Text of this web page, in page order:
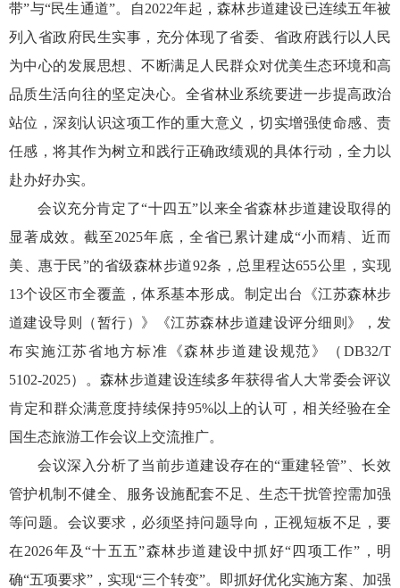
带”与“民生通道”。自2022年起，森林步道建设已连续五年被
列入省政府民生实事，充分体现了省委、省政府践行以人民
为中心的发展思想、不断满足人民群众对优美生态环境和高
品质生活向往的坚定决心。全省林业系统要进一步提高政治
站位，深刻认识这项工作的重大意义，切实增强使命感、责
任感，将其作为树立和践行正确政绩观的具体行动，全力以
赴办好办实。
会议充分肯定了“十四五”以来全省森林步道建设取得的
显著成效。截至2025年底，全省已累计建成“小而精、近而
美、惠于民”的省级森林步道92条，总里程达655公里，实现
13个设区市全覆盖，体系基本形成。制定出台《江苏森林步
道建设导则（暂行）》《江苏森林步道建设评分细则》，发
布实施江苏省地方标准《森林步道建设规范》（DB32/T
5102-2025）。森林步道建设连续多年获得省人大常委会评议
肯定和群众满意度持续保持95%以上的认可，相关经验在全
国生态旅游工作会议上交流推广。
会议深入分析了当前步道建设存在的“重建轻管”、长效
管护机制不健全、服务设施配套不足、生态干扰管控需加强
等问题。会议要求，必须坚持问题导向，正视短板不足，要
在2026年及“十五五”森林步道建设中抓好“四项工作”，明
确“五项要求”，实现“三个转变”。即抓好优化实施方案、加强